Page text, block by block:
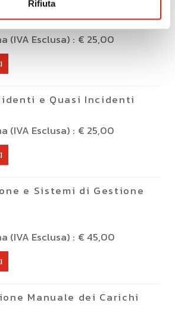
Rifiuta
(IVA Esclusa) : € 25,00
e Quasi Incidenti
(IVA Esclusa) : € 25,00
e Sistemi di Gestione
(IVA Esclusa) : € 45,00
Manuale dei Carichi